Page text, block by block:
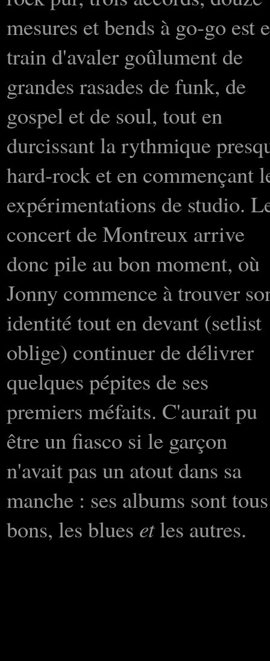
mesures et bends à go-go est
train d'avaler goûlument de
grandes rasades de funk, de
gospel et de soul, tout en
durcissant la rythmique
hard-rock et en commençant
expérimentations de studio.
concert de Montreux arrive
donc pile au bon moment, où
Jonny commence à trouver
identité tout en devant (setlist
oblige) continuer de délivrer
quelques pépites de ses
premiers méfaits. C'aurait pu
être un fiasco si le garçon
n'avait pas un atout dans sa
manche : ses albums sont tous
bons, les blues etles autres.